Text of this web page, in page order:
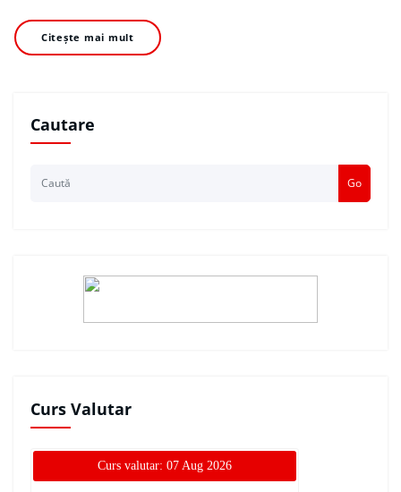
Citește mai mult
Cautare
Go
Curs Valutar
Curs valutar: 07 Aug 2026